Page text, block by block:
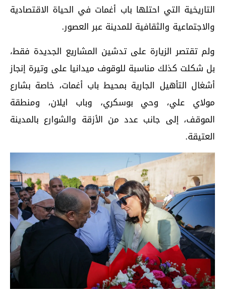
التاريخية التي احتلها باب أغمات في الحياة الاقتصادية
والاجتماعية والثقافية للمدينة عبر العصور.
ولم تقتصر الزيارة على تدشين المشاريع الجديدة فقط،
بل شكلت كذلك مناسبة للوقوف ميدانيا على وتيرة إنجاز
أشغال التأهيل الجارية بمحيط باب أغمات، خاصة بشارع
مولاي علي، وحي بوسكري، وباب ايلان، ومنطقة
الموقف، إلى جانب عدد من الأزقة والشوارع بالمدينة
العتيقة.